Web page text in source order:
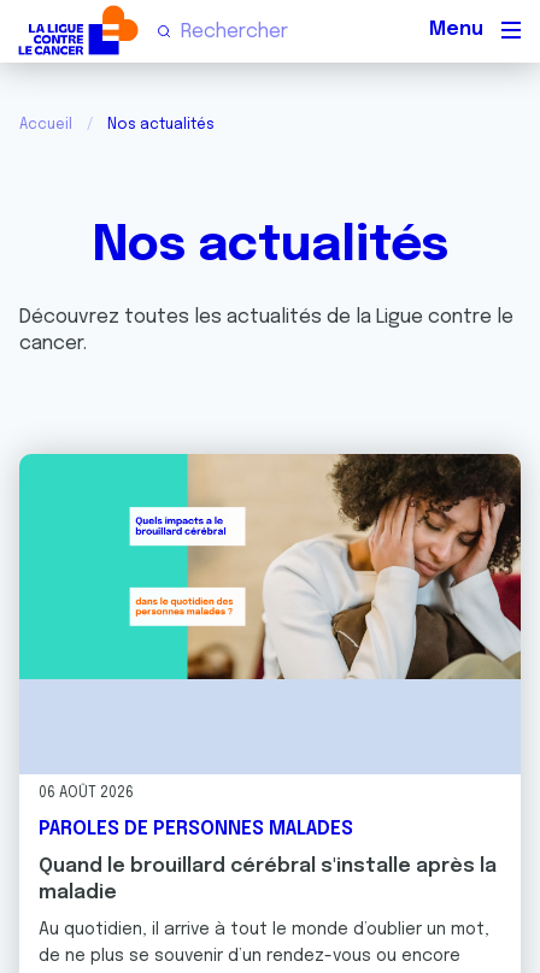
Accueil Nos actualités
Nos actualités
Découvrez toutes les actualités de la Ligue contre le
cancer.
06 AOÛT 2026
PAROLES DE PERSONNES MALADES
Quand le brouillard cérébral s'installe après la
maladie
Au quotidien, il arrive à tout le monde d’oublier un mot,
de ne plus se souvenir d’un rendez-vous ou encore